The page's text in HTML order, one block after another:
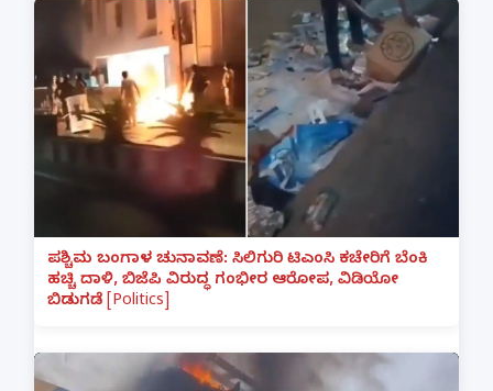
ಪಶ್ಚಿಮ ಬಂಗಾಳ ಚುನಾವಣೆ: ಸಿಲಿಗುರಿ ಟಿಎಂಸಿ ಕಚೇರಿಗೆ ಬೆಂಕಿ
ಹಚ್ಚಿ ದಾಳಿ, ಬಿಜೆಪಿ ವಿರುದ್ಧ ಗಂಭೀರ ಆರೋಪ, ವಿಡಿಯೋ
ಬಿಡುಗಡೆ [Politics]